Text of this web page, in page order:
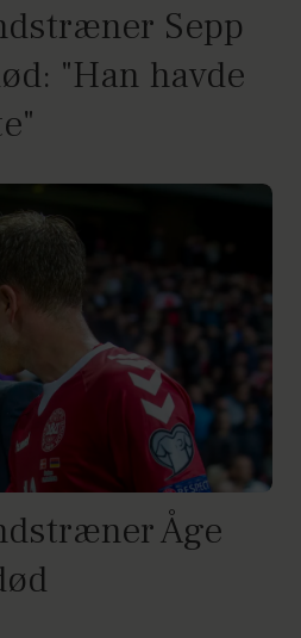
Sepp
"Han havde
Åge